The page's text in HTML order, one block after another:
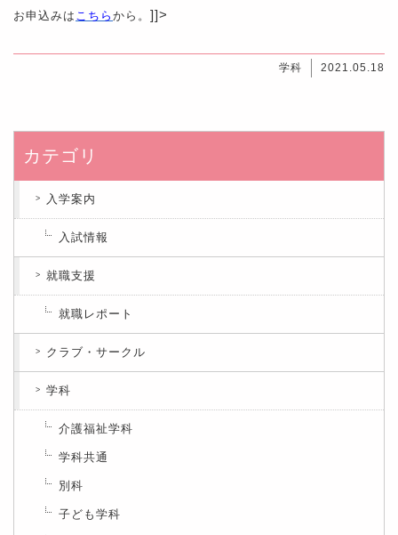
お申込みは こちら から。 ]]>
学科 2021.05.18
カテゴリ
入学案内
入試情報
就職支援
就職レポート
クラブ・サークル
学科
介護福祉学科
学科共通
別科
子ども学科